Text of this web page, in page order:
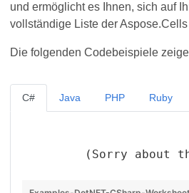
und ermöglicht es Ihnen, sich auf
vollständige Liste der
Die folgenden Codebeispiele
C#
(Sorry about
Java PHP Ruby